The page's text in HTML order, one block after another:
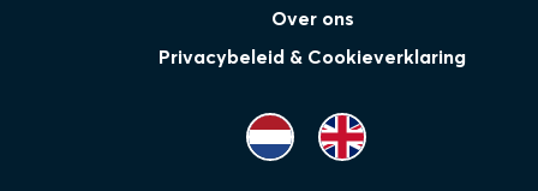
Over ons
Privacybeleid & Cookieverklaring